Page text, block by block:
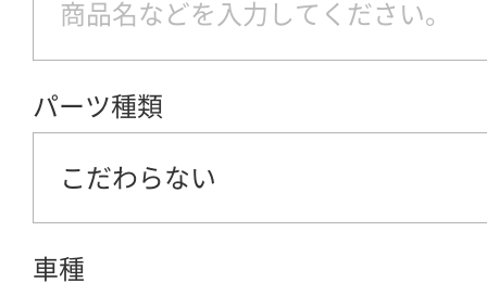
パーツ種類
こだわらない
車種